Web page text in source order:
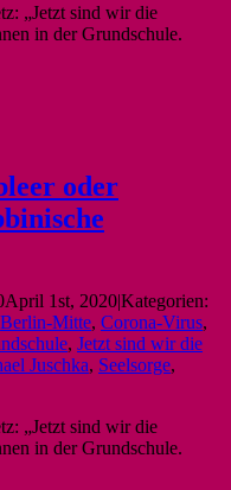
„Jetzt sind wir die
in der Grundschule.
oder
April 1st, 2020|Kategorien:
Berlin-Mitte, Corona-Virus,
, Jetzt sind wir die
Juschka, Seelsorge,
„Jetzt sind wir die
in der Grundschule.